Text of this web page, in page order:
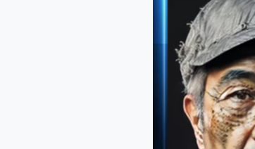
Novembre